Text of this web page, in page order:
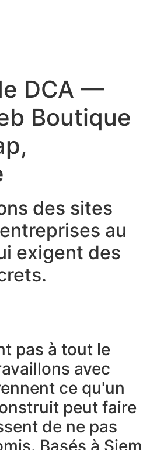
DCA —
Boutique
des sites
au
exigent des
pas à tout le
avec
ce qu'un
peut faire
de ne pas
Basés à Siem